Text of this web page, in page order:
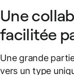
Une
facilitée
Une grande
vers un type